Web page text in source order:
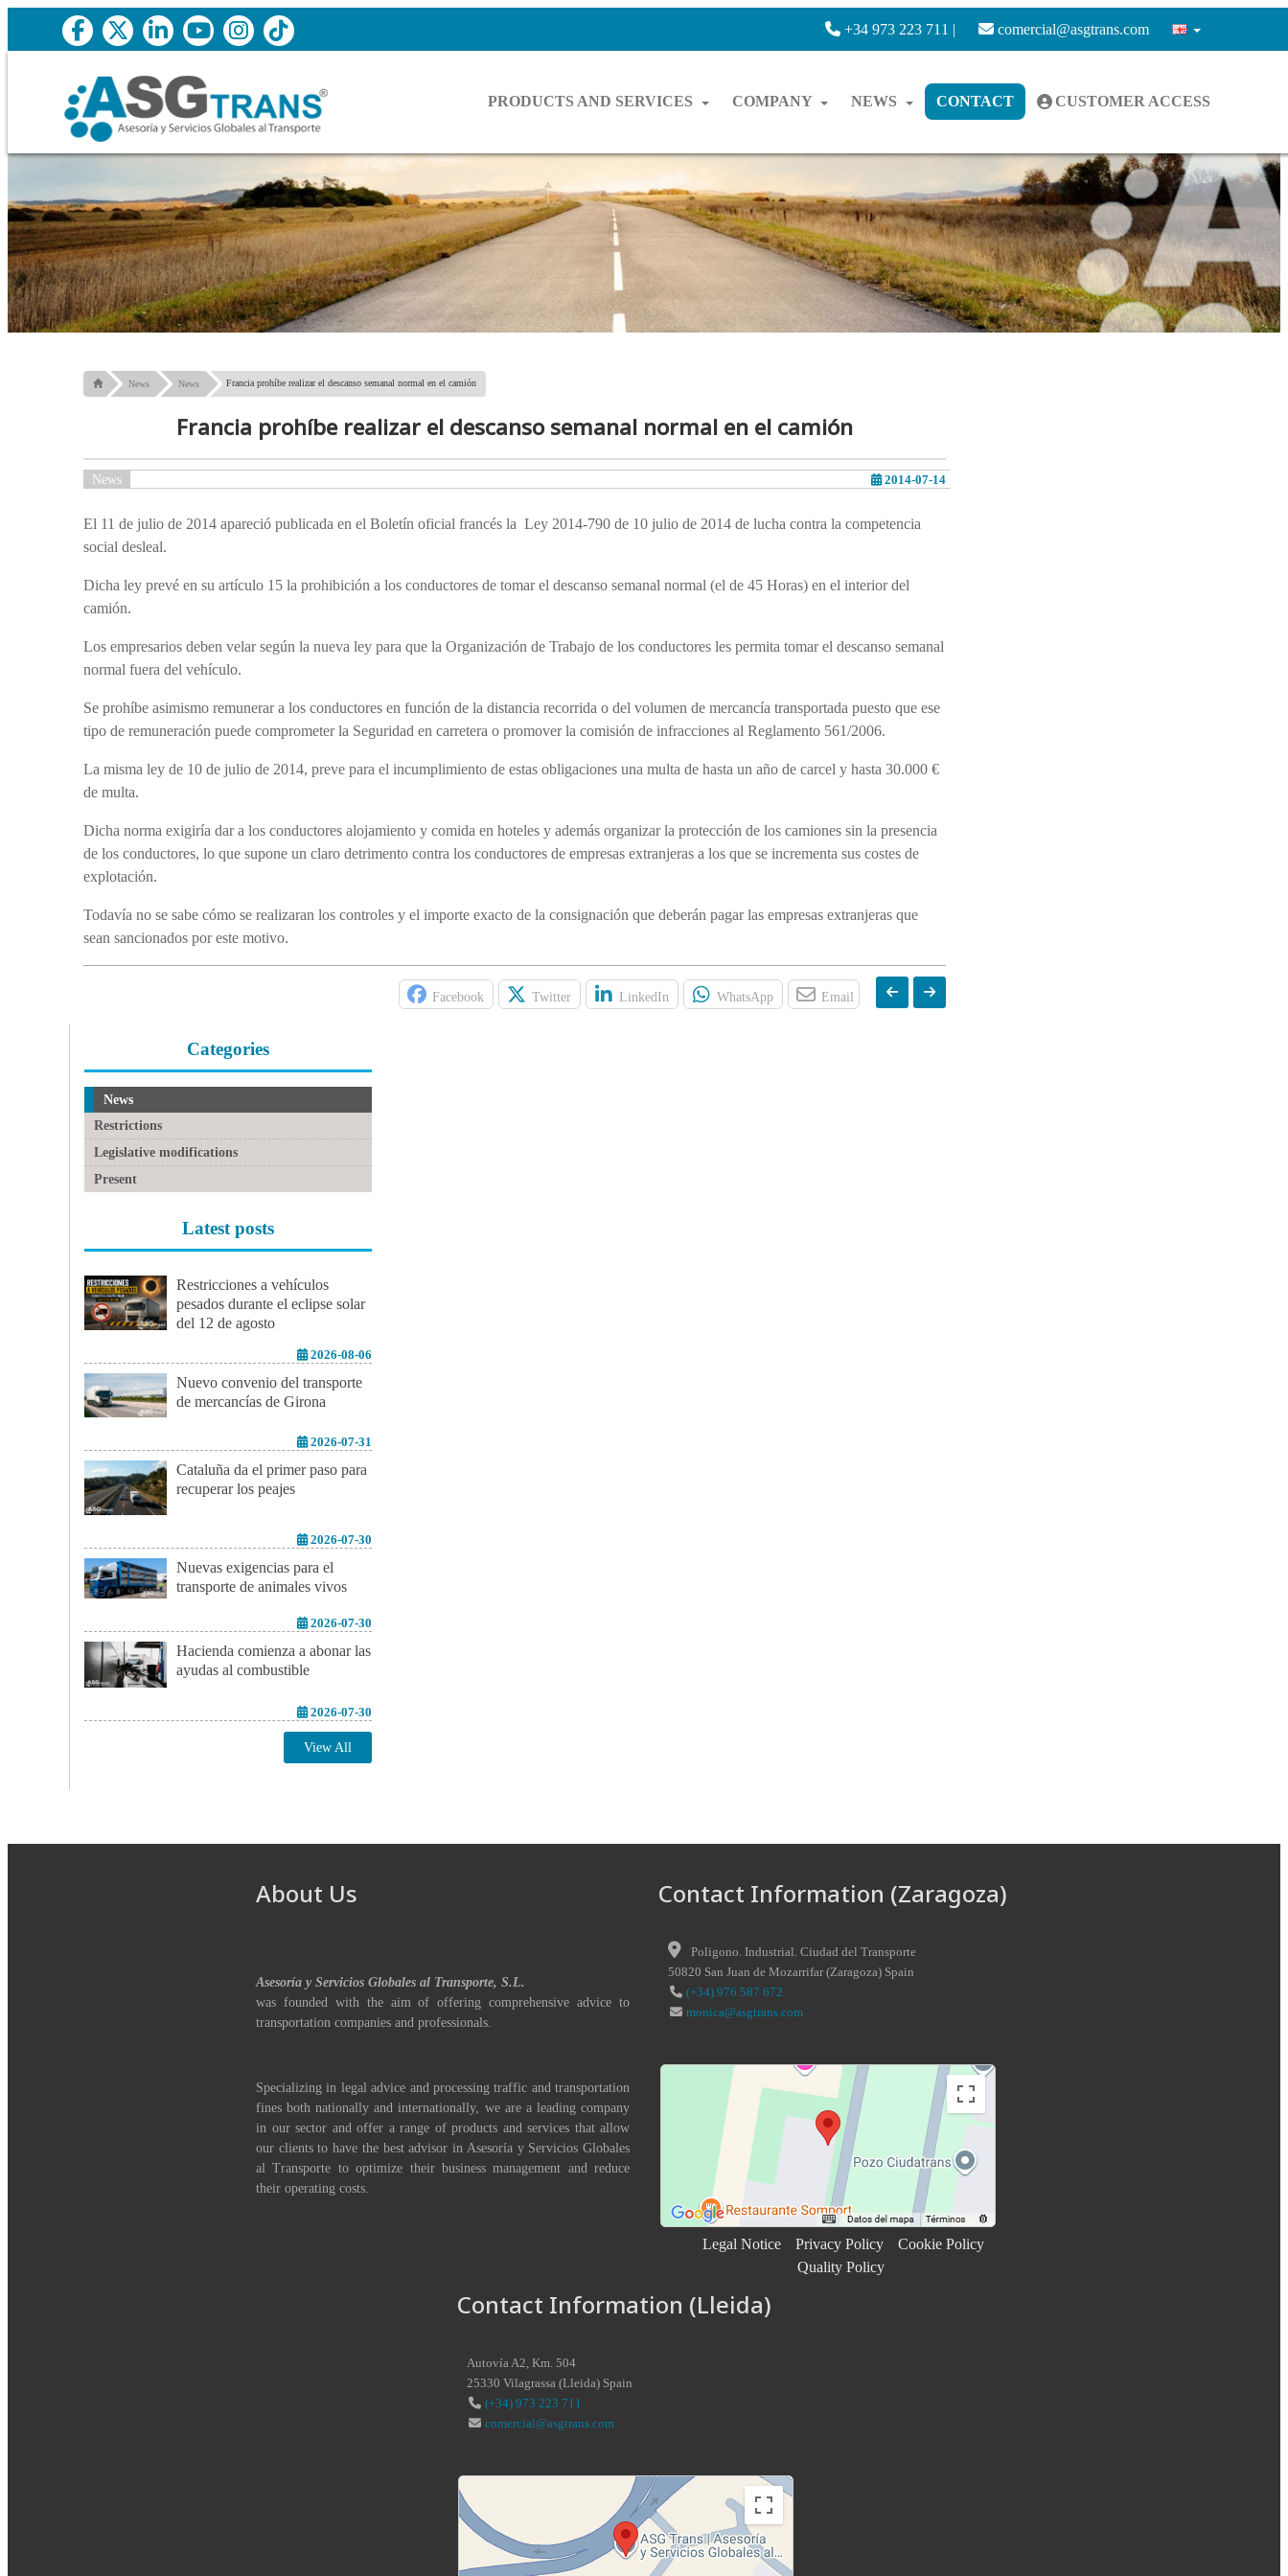
+34 973 223 711 | comercial@asgtrans.com
PRODUCTS AND SERVICES COMPANY NEWS CONTACT CUSTOMER ACCESS
News News Francia prohíbe realizar el descanso semanal normal en el camión
Francia prohíbe realizar el descanso semanal normal en el camión
News 2014-07-14
El 11 de julio de 2014 apareció publicada en el Boletín oficial francés la Ley 2014-790 de 10 julio de 2014 de lucha contra la competencia
social desleal.
Dicha ley prevé en su artículo 15 la prohibición a los conductores de tomar el descanso semanal normal (el de 45 Horas) en el interior del
camión.
Los empresarios deben velar según la nueva ley para que la Organización de Trabajo de los conductores les permita tomar el descanso semanal
normal fuera del vehículo.
Se prohíbe asimismo remunerar a los conductores en función de la distancia recorrida o del volumen de mercancía transportada puesto que ese
tipo de remuneración puede comprometer la Seguridad en carretera o promover la comisión de infracciones al Reglamento 561/2006.
La misma ley de 10 de julio de 2014, preve para el incumplimiento de estas obligaciones una multa de hasta un año de carcel y hasta 30.000 €
de multa.
Dicha norma exigiría dar a los conductores alojamiento y comida en hoteles y además organizar la protección de los camiones sin la presencia
de los conductores, lo que supone un claro detrimento contra los conductores de empresas extranjeras a los que se incrementa sus costes de
explotación.
Todavía no se sabe cómo se realizaran los controles y el importe exacto de la consignación que deberán pagar las empresas extranjeras que
sean sancionados por este motivo.
Facebook Twitter LinkedIn WhatsApp Email
Categories
News
Restrictions
Legislative modifications
Present
Latest posts
Restricciones a vehículos
pesados durante el eclipse solar
del 12 de agosto
2026-08-06
Nuevo convenio del transporte
de mercancías de Girona
2026-07-31
Cataluña da el primer paso para
recuperar los peajes
2026-07-30
Nuevas exigencias para el
transporte de animales vivos
2026-07-30
Hacienda comienza a abonar las
ayudas al combustible
2026-07-30
View All
About Us
Asesoría y Servicios Globales al Transporte, S.L.
was founded with the aim of offering comprehensive advice to
transportation companies and professionals.
Specializing in legal advice and processing traffic and transportation
fines both nationally and internationally, we are a leading company
in our sector and offer a range of products and services that allow
our clients to have the best advisor in Asesoría y Servicios Globales
al Transporte to optimize their business management and reduce
their operating costs.
Contact Information (Zaragoza)
Poligono. Industrial. Ciudad del Transporte
50820 San Juan de Mozarrifar(Zaragoza) Spain
(+34) 976 587 672
monica@asgtrans.com
Legal Notice Privacy Policy
Cookie Policy
Quality Policy
Contact Information (Lleida)
Autovía A2, Km. 504
25330 Vilagrassa (Lleida) Spain
(+34) 973 223 711
comercial@asgtrans.com